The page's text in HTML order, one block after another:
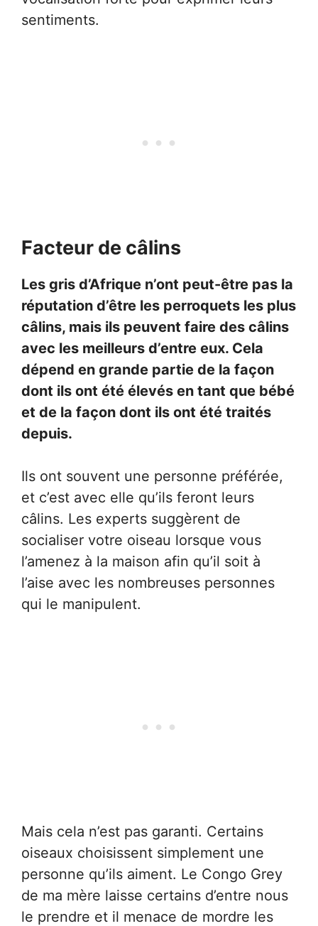
sentiments.
Facteur de câlins
Les gris d’Afrique n’ont peut-être pas la
réputation d’être les perroquets les plus
câlins, mais ils peuvent faire des câlins
avec les meilleurs d’entre eux. Cela
dépend en grande partie de la façon
dont ils ont été élevés en tant que bébé
et de la façon dont ils ont été traités
depuis.
Ils ont souvent une personne préférée,
et c’est avec elle qu’ils feront leurs
câlins. Les experts suggèrent de
socialiser votre oiseau lorsque vous
l’amenez à la maison afin qu’il soit à
l’aise avec les nombreuses personnes
qui le manipulent.
Mais cela n’est pas garanti. Certains
oiseaux choisissent simplement une
personne qu’ils aiment. Le Congo Grey
de ma mère laisse certains d’entre nous
le prendre et il menace de mordre les